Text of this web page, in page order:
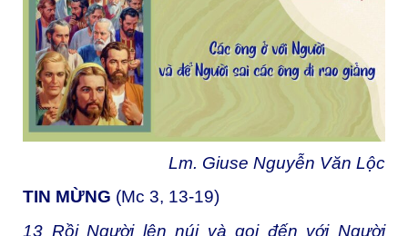
Lm. Giuse Nguyễn Văn Lộc
TIN MỪNG (Mc 3, 13-19)
13 Rồi Người lên núi và gọi đến với Người